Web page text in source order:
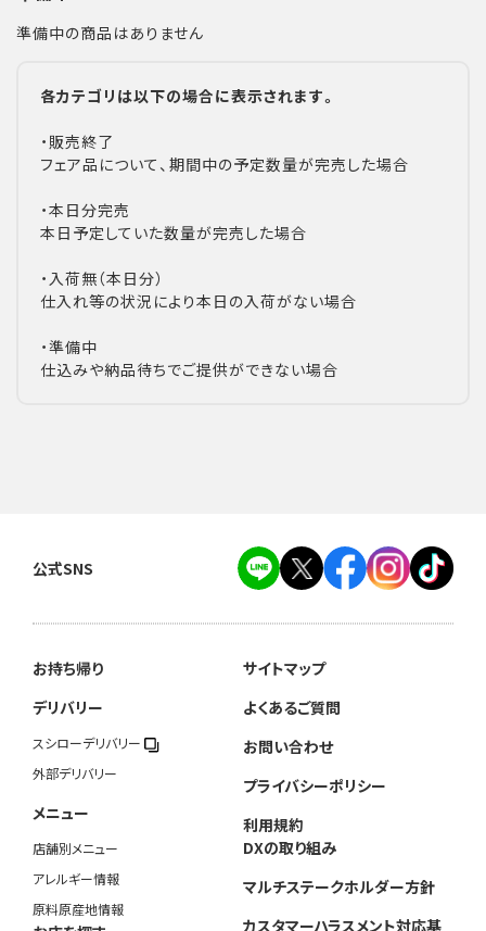
準備中の商品はありません
各カテゴリは以下の場合に表示されます。
・販売終了
フェア品について、期間中の予定数量が完売した場合
・本日分完売
本日予定していた数量が完売した場合
・入荷無（本日分）
仕入れ等の状況により本日の入荷がない場合
・準備中
仕込みや納品待ちでご提供ができない場合
公式SNS
お持ち帰り
デリバリー
スシローデリバリー
外部デリバリー
メニュー
店舗別メニュー
アレルギー情報
原料原産地情報
サイトマップ
よくあるご質問
お問い合わせ
プライバシーポリシー
利用規約
DXの取り組み
マルチステークホルダー方針
カスタマーハラスメント対応基